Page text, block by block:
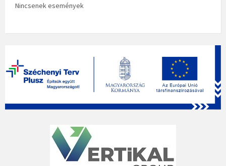
Nincsenek események